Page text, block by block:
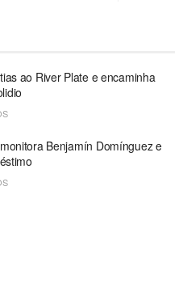
ao River Plate e encaminha
Benjamín Domínguez e